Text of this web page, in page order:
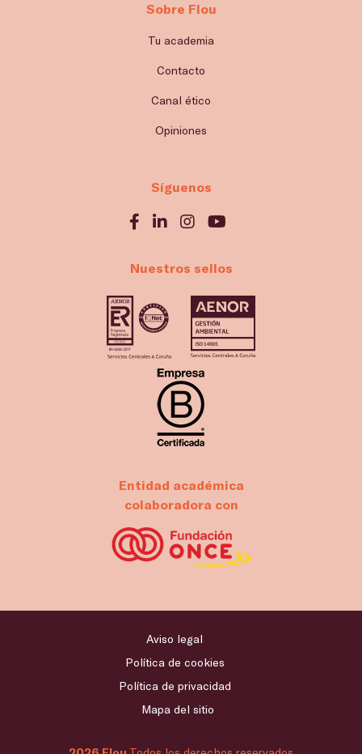
Sobre Flou
Tu academia
Contacto
Canal ético
Opiniones
Síguenos
Nuestros sellos
Entidad académica
colaboradora con
Aviso legal
Política de cookies
Política de privacidad
Mapa del sitio